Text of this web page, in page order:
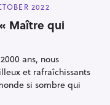
2022
Maître qui
ans, nous
et rafraîchissants
si sombre qui